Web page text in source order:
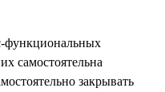
функциональных
самостоятельна
закрывать